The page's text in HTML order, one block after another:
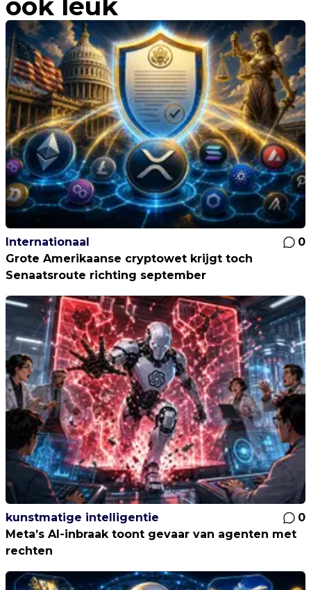
ook leuk
Internationaal
0
Grote Amerikaanse cryptowet krijgt toch
Senaatsroute richting september
kunstmatige intelligentie
0
Meta’s AI-inbraak toont gevaar van agenten met
rechten